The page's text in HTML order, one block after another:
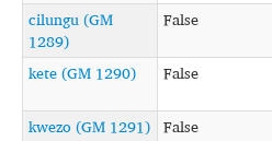
cilungu (GM
1289)
False
kete (GM 1290) False
kwezo (GM 1291) False